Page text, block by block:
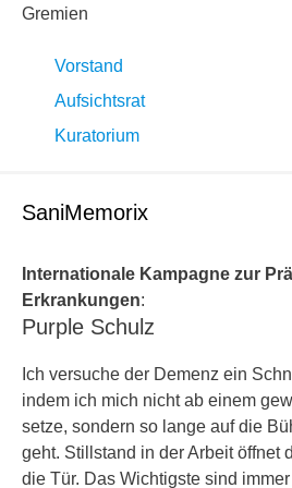
Gremien
Vorstand
Aufsichtsrat
Kuratorium
SaniMemorix
Internationale Kampagne zur
Erkrankungen:
Purple Schulz
Ich versuche der Demenz ein
indem ich mich nicht ab einem
setze, sondern so lange auf die
geht. Stillstand in der Arbeit öffnet
die Tür. Das Wichtigste sind